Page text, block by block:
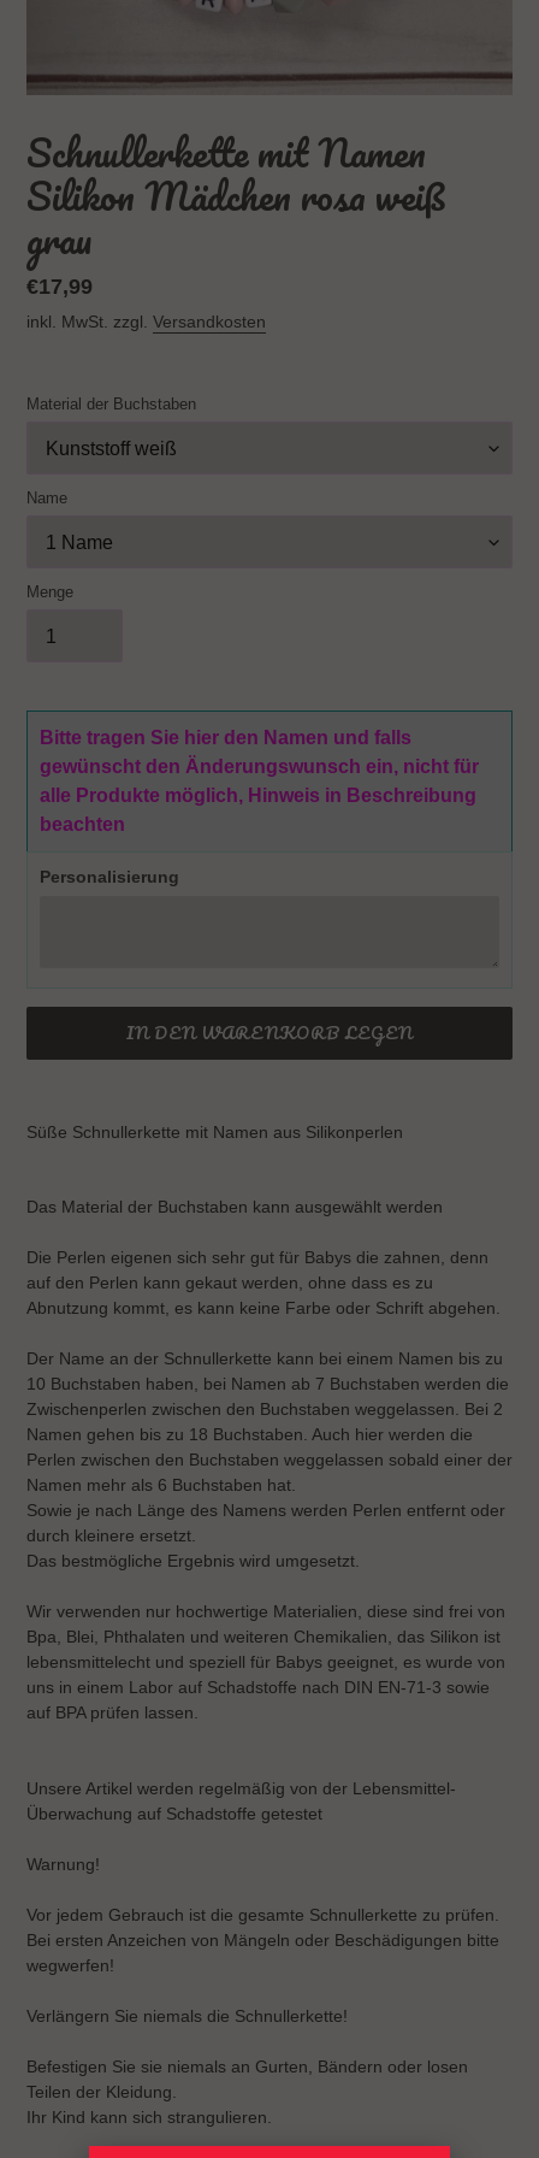
Schnullerkette mit Namen
Silikon Mädchen rosa weiß
grau
Normaler
Preis
€17,99
inkl. MwSt. zzgl. Versandkosten
Material der Buchstaben
Name
Menge
Bitte tragen Sie hier den Namen und falls
gewünscht den Änderungswunsch ein, nicht für
alle Produkte möglich, Hinweis in Beschreibung
beachten
Personalisierung
IN DEN WARENKORB LEGEN
Süße Schnullerkette mit Namen aus Silikonperlen
Das Material der Buchstaben kann ausgewählt werden
Die Perlen eigenen sich sehr gut für Babys die zahnen, denn
auf den Perlen kann gekaut werden, ohne dass es zu
Abnutzung kommt, es kann keine Farbe oder Schrift abgehen.
Der Name an der Schnullerkette kann bei einem Namen bis zu
10 Buchstaben haben, bei Namen ab 7 Buchstaben werden die
Zwischenperlen zwischen den Buchstaben weggelassen. Bei 2
Namen gehen bis zu 18 Buchstaben. Auch hier werden die
Perlen zwischen den Buchstaben weggelassen sobald einer der
Namen mehr als 6 Buchstaben hat.
Sowie je nach Länge des Namens werden Perlen entfernt oder
durch kleinere ersetzt.
Das bestmögliche Ergebnis wird umgesetzt.
Wir verwenden nur hochwertige Materialien, diese sind frei von
Bpa, Blei, Phthalaten und weiteren Chemikalien, das Silikon ist
lebensmittelecht und speziell für Babys geeignet, es wurde von
uns in einem Labor auf Schadstoffe nach DIN EN-71-3 sowie
auf BPA prüfen lassen.
Unsere Artikel werden regelmäßig von der Lebensmittel-
Überwachung auf Schadstoffe getestet
Warnung!
Vor jedem Gebrauch ist die gesamte Schnullerkette zu prüfen.
Bei ersten Anzeichen von Mängeln oder Beschädigungen bitte
wegwerfen!
Verlängern Sie niemals die Schnullerkette!
Befestigen Sie sie niemals an Gurten, Bändern oder losen
Teilen der Kleidung.
Ihr Kind kann sich strangulieren.